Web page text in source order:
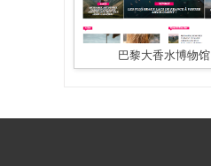
巴黎大香水博物馆